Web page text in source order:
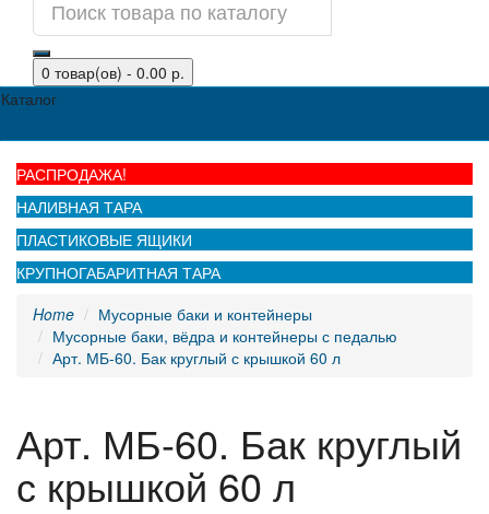
0 товар(ов) - 0.00 р.
Каталог
РАСПРОДАЖА!
НАЛИВНАЯ ТАРА
ПЛАСТИКОВЫЕ ЯЩИКИ
КРУПНОГАБАРИТНАЯ ТАРА
Home
Мусорные баки и контейнеры
Мусорные баки, вёдра и контейнеры с педалью
Арт. МБ-60. Бак круглый с крышкой 60 л
Арт. МБ-60. Бак круглый
с крышкой 60 л